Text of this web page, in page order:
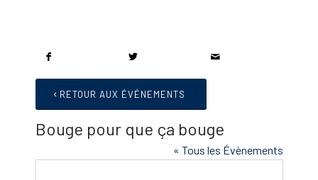
RETOUR AUX ÉVÉNEMENTS
Bouge pour que ça bouge
« Tous les Évènements